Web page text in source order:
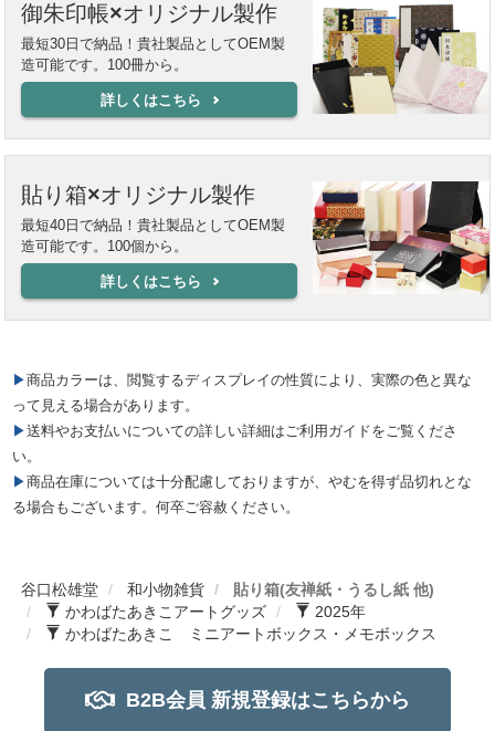
御朱印帳×オリジナル製作
最短30日で納品！貴社製品としてOEM製
造可能です。100冊から。
詳しくはこちら
貼り箱×オリジナル製作
最短40日で納品！貴社製品としてOEM製
造可能です。100個から。
詳しくはこちら
▶商品カラーは、閲覧するディスプレイの性質により、実際の色と異な
って見える場合があります。
▶送料やお支払いについての詳しい詳細はご利用ガイドをご覧くださ
い。
▶商品在庫については十分配慮しておりますが、やむを得ず品切れとな
る場合もございます。何卒ご容赦ください。
谷口松雄堂 和小物雑貨
貼り箱(友禅紙・うるし紙 他)
かわばたあきこアートグッズ
2025年
かわばたあきこ ミニアートボックス・メモボックス
B2B会員 新規登録はこちらから